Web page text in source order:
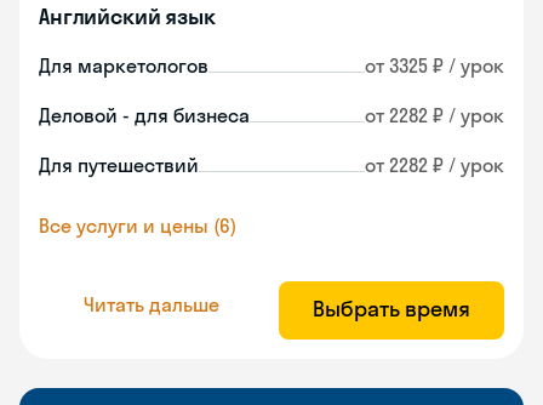
Английский язык
Для маркетологов от 3325 ₽ / урок
Деловой - для бизнеса от 2282 ₽ / урок
Для путешествий от 2282 ₽ / урок
Все услуги и цены (6)
Читать дальше Выбрать время